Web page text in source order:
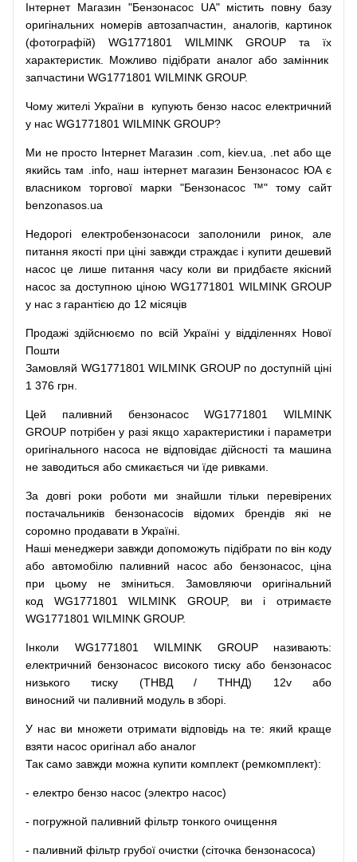
Інтернет Магазин "Бензонасос UA" містить повну базу
оригінальних номерів автозапчастин аналогів,
картинок
(фотографій) WG1771801 WILMINK GROUP та їх
характеристик. Можливо підібрати аналог або замінник
запчастини WG1771801 WILMINK GROUP.
Чому жителі України в купують бензо насос електричний
у нас WG1771801 WILMINK GROUP?
Ми не просто Інтернет Магазин .com kiev.ua .net або ще
якийсь там .info, наш інтернет магазин Бензонасос ЮА є
власником
торгової марки "Бензонасос ™" тому
сайт
benzonasos.ua
Недорогі електробензонасоси заполонили ринок,
але
питання якості при ціні завжди страждає і купити дешевий
насос це лише питання часу коли ви придбаєте якісний
насос за доступною ціною WG1771801 WILMINK GROUP
у нас з гарантією до 12 місяців
Продажі здійснюємо по всій Україні у відділеннях Нової
Пошти
Замовляй WG1771801 WILMINK GROUP по доступній ціні
1 376 грн.
Цей паливний бензонасосWG1771801 WILMINK
GROUP потрібен у разі якщо характеристики і параметри
оригінального насоса не відповідає дійсності та машина
не заводиться або смикається чи їде ривками
За довгі роки роботи ми знайшли тільки
перевірених
постачальників
бензонасосів відомих брендів які
не
соромно продавати в Україні.
Наші менеджери завжди допоможуть підібрати по він коду
або автомобілю паливний насос або бензонасос,
ціна
при
цьому не зміниться Замовляючи
оригінальний
код WG1771801 WILMINK GROUP, ви і отримаєте
WG1771801 WILMINK GROUP.
Інколи WG1771801 WILMINK GROUP називають:
електричний бензонасос високого тиску або бензонасос
низького
тиску (ТНВД / ТННД) 12v
або
виносний чи паливний модуль в зборі
У нас ви множети отримати відповідь на те: який краще
взяти насос оригінал або аналог
Так само завжди можна купити комплект (ремкомплект):
- електро бензо насос (электро насос)
- погружной паливний фільтр тонкого очищення
- паливний фільтр грубої очистки (сіточка бензонасоса)